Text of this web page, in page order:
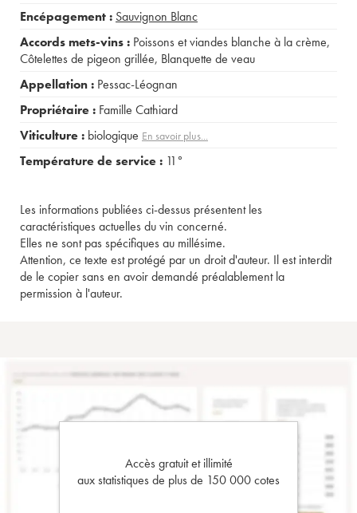
Encépagement : Sauvignon Blanc
Accords mets-vins : Poissons et viandes blanche à la crème,
Côtelettes de pigeon grillée, Blanquette de veau
Appellation : Pessac-Léognan
Propriétaire : Famille Cathiard
Viticulture : biologique En savoir plus...
Température de service : 11°
Les informations publiées ci-dessus présentent les
caractéristiques actuelles du vin concerné.
Elles ne sont pas spécifiques au millésime.
Attention, ce texte est protégé par un droit d'auteur. Il est interdit
de le copier sans en avoir demandé préalablement la
permission à l'auteur.
Accès gratuit et illimité
aux statistiques de plus de 150 000 cotes